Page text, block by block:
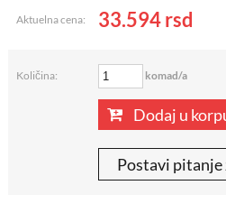
Aktuelna cena: 33.594rsd
Količina: komad/a
Dodaj u
Postavi pitanje